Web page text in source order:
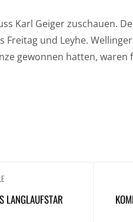
Karl Geiger zuschauen.
Freitag und Leyhe.
gewonnen hatten,
LANGLAUFSTAR